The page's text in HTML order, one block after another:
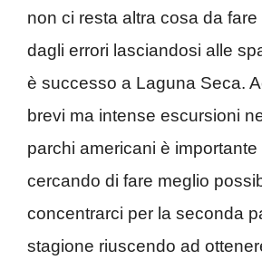
non ci resta altra cosa da
dagli errori lasciandosi alle
è successo a Laguna Seca.
brevi ma intense escursioni
parchi americani è
cercando di fare meglio
concentrarci per la seconda
stagione riuscendo ad